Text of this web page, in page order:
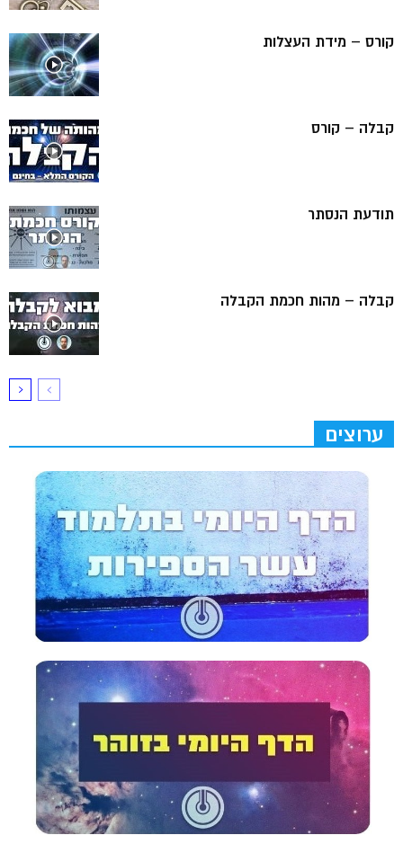
קורס – מידת העצלות
קבלה – קורס
תודעת הנסתר
קבלה – מהות חכמת הקבלה
ערוצים